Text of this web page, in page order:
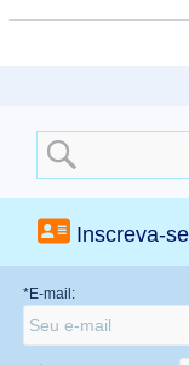
Search
for:
Inscreva-
*E-mail: